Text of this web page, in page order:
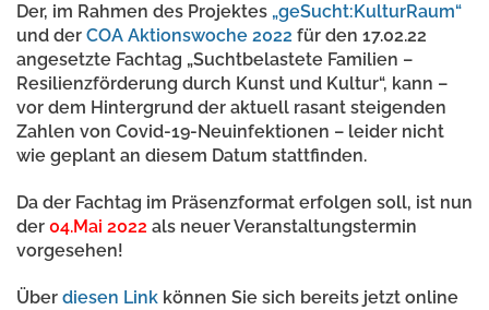
Der, im Rahmen des Projektes „geSucht:KulturRaum“
und der COA Aktionswoche 2022 für den 17.02.22
angesetzte Fachtag „Suchtbelastete Familien –
Resilienzförderung durch Kunst und Kultur“, kann –
vor dem Hintergrund der aktuell rasant steigenden
Zahlen von Covid-19-Neuinfektionen – leider nicht
wie geplant an diesem Datum stattfinden.
Da der Fachtag im Präsenzformat erfolgen soll, ist nun
der 04.Mai 2022 als neuer Veranstaltungstermin
vorgesehen!
Über diesen Link können Sie sich bereits jetzt online